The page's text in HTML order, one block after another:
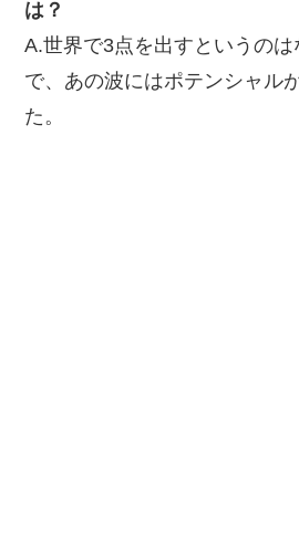
は？
A.世界で3点を出すというの
で、あの波にはポテンシャル
た。